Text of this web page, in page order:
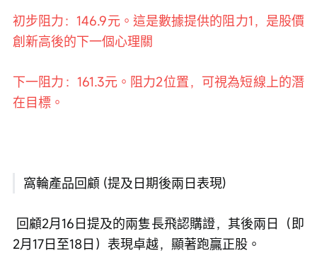
初步阻力：146.9元。這是數據提供的阻力1，是股價
創新高後的下一個心理關
下一阻力：161.3元。阻力2位置，可視為短線上的潛
在目標。
窩輪產品回顧 (提及日期後兩日表現)
2月17日至18日）表現卓越，顯著跑贏正股。